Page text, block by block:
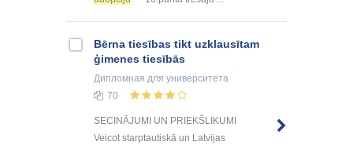
Bērna tiesības tikt uzklausītam
ģimenes tiesībās
Дипломная для университета
70
SECINĀJUMI UN PRIEKŠLIKUMI
Veicot starptautiskā un Latvijas